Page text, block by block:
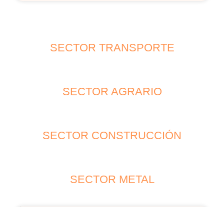
SECTOR TRANSPORTE
SECTOR AGRARIO
SECTOR CONSTRUCCIÓN
SECTOR METAL